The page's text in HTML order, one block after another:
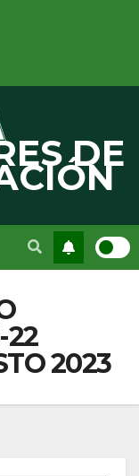
DE
22
2023